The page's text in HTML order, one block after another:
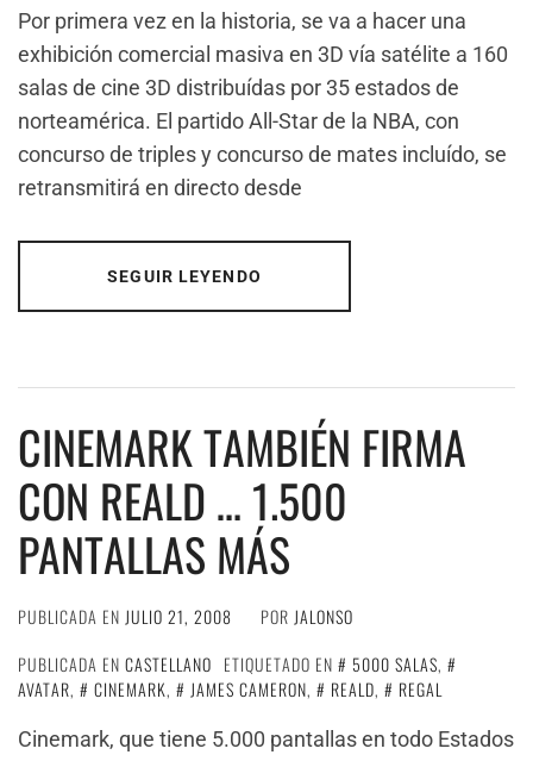
Por primera vez en la historia, se va a hacer una
exhibición comercial masiva en 3D vía satélite a 160
salas de cine 3D distribuídas por 35 estados de
norteamérica. El partido All-Star de la NBA, con
concurso de triples y concurso de mates incluído, se
retransmitirá en directo desde
SEGUIR LEYENDO
CINEMARK TAMBIÉN FIRMA
CON REALD … 1.500
PANTALLAS MÁS
PUBLICADA EN JULIO 21, 2008 POR JALONSO
PUBLICADA EN CASTELLANO ETIQUETADO EN 5000 SALAS,
AVATAR, CINEMARK, JAMES CAMERON, REALD,
REGAL
Cinemark, que tiene 5.000 pantallas en todo Estados